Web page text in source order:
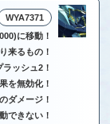
WYA7371
に移動！
来るもの！
ラッシュ2！
を無効化！
ダメージ！
できない！